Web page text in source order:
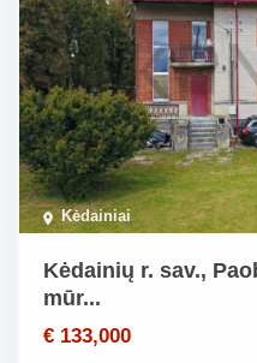
Kėdainiai
Kėdainių r. sav.,
mūr...
€ 133,000